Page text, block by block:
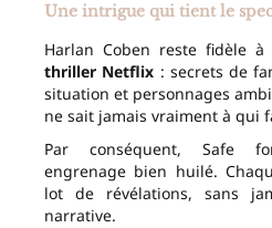
Une intrigue qui tient le
Harlan Coben reste fidèle à
thriller Netflix : secrets de
situation et personnages
ne sait jamais vraiment à qui
Par conséquent, Safe
engrenage bien huilé.
lot de révélations, sans
narrative.